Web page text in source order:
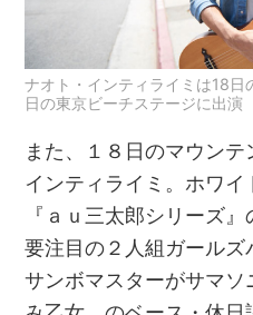
ナオト・インティライミは18
日の東京ビーチステージに出演
また、１８日のマウンテ
インティライミ。ホワ
『ａｕ三太郎シリーズ
要注目の２人組ガールズ
サンボマスターがサマ